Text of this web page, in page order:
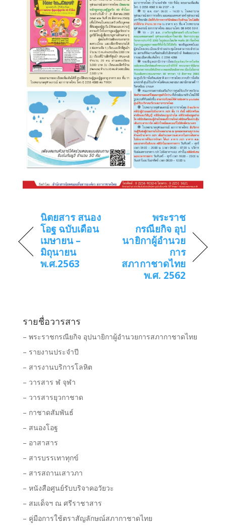
นิตยสาร สนอง
โอฐ ฉบับเดือน
เมษายน –
มิถุนายน
พ.ศ.2563
พระราช
กรณียกิจ อุป
นายิกาผู้อำนวย
การ
สภากาชาดไทย
พ.ศ. 2562
รายชื่อวารสาร
– พระราชกรณียกิจ อุปนายิกาผู้อำนวยการสภากาชาดไทย
– รายงานประจำปี
– สารงานบริการโลหิต
– วารสาร ฬ จุฬา
– วารสารยุวกาชาด
– กาชาดสัมพันธ์
– สนองโอฐ
– อาสาสาร
– สารบรรเทาทุกข์
– สารสถานเสาวภา
– หนังสือศูนย์รับบริจาคอวัยวะ
– สมเด็จฯ ณ ศรีราชาสาร
– คู่มือการใช้ตราสัญลักษณ์สภากาชาดไทย